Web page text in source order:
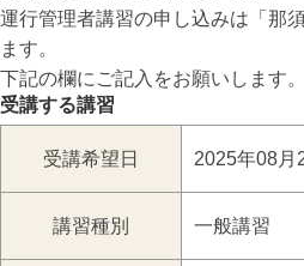
運行管理者講習の申し込みは「那
ます。
下記の欄にご記入をお願いします。
受講する講習
受講希望日 2025年08月
講習種別 一般講習